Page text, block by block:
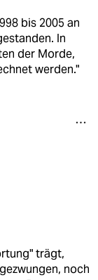
bis 2005 an
In
der Morde,
werden."
trägt,
noch